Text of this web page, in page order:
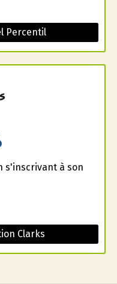
Percentil
s'inscrivant à son
Clarks